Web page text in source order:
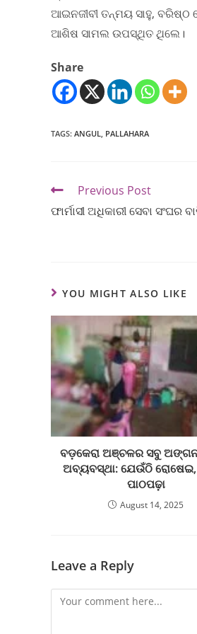
ଆଇନଜୀବୀ ତନ୍ମୟ ସାହୁ, ବରିଷ୍ଠ
ଆଶିଷ ସାମଲ ଉପସ୍ଥିତ ଥିଲେ।
Share
TAGS: ANGUL PALLAHARA
Previous Post
ଫାର୍ମାସୀ ଅଧିକାରୀ ସେବା ସଂଘର
YOU MIGHT ALSO LIKE
ବଡ଼କେରା ଅଞ୍ଚଳର ସବୁ
ଅବ୍ୟବସ୍ଥା: ଯେଉଁଠି
ପାଠପଢ଼ା
August 14, 2025
Leave a Reply